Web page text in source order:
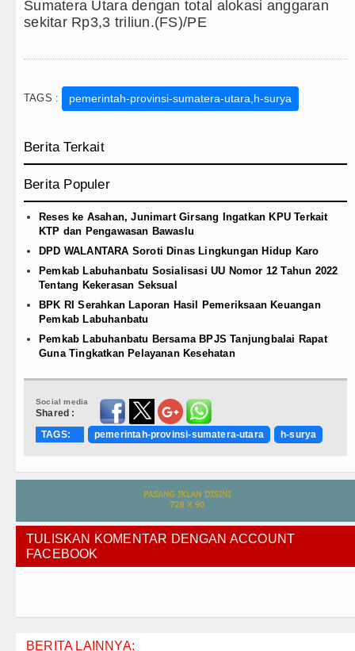
Sumatera Utara dengan total alokasi anggaran
sekitar Rp3,3 triliun.(FS)/PE
TAGS : pemerintah-provinsi-sumatera-utara,h-surya
Berita Terkait
Berita Populer
Reses ke Asahan, Junimart Girsang Ingatkan KPU Terkait
KTP dan Pengawasan Bawaslu
DPD WALANTARA Soroti Dinas Lingkungan Hidup Karo
Pemkab Labuhanbatu Sosialisasi UU Nomor 12 Tahun 2022
Tentang Kekerasan Seksual
BPK RI Serahkan Laporan Hasil Pemeriksaan Keuangan
Pemkab Labuhanbatu
Pemkab Labuhanbatu Bersama BPJS Tanjungbalai Rapat
Guna Tingkatkan Pelayanan Kesehatan
Social media
Shared :
TAGS:
pemerintah-provinsi-sumatera-utara h-surya
TULISKAN KOMENTAR DENGAN ACCOUNT
FACEBOOK
BERITA LAINNYA: